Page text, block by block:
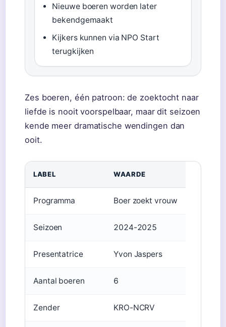
Nieuwe boeren worden later
bekendgemaakt
Kijkers kunnen via NPO Start
terugkijken
Zes boeren, één patroon: de zoektocht naar
liefde is nooit voorspelbaar, maar dit seizoen
kende meer dramatische wendingen dan
ooit.
LABEL WAARDE
Programma Boer zoekt vrouw
Seizoen 2024-2025
Presentatrice Yvon Jaspers
Aantal boeren 6
Zender KRO-NCRV